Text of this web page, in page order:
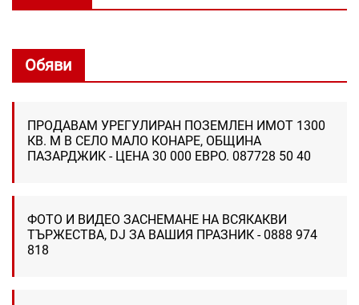
Обяви
ПРОДАВАМ УРЕГУЛИРАН ПОЗЕМЛЕН ИМОТ 1300
КВ. М В СЕЛО МАЛО КОНАРЕ, ОБЩИНА
ПАЗАРДЖИК - ЦЕНА 30 000 ЕВРО. 087728 50 40
ФОТО И ВИДЕО ЗАСНЕМАНЕ НА ВСЯКАКВИ
ТЪРЖЕСТВА, DJ ЗА ВАШИЯ ПРАЗНИК - 0888 974
818